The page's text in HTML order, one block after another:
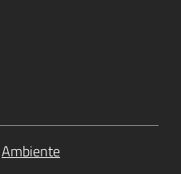
Ambiente